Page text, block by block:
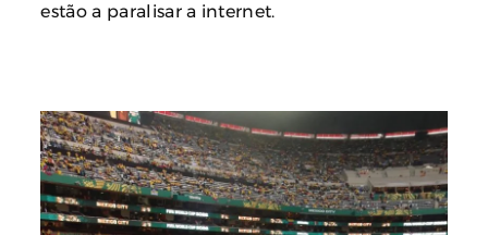
estão a paralisar a internet.